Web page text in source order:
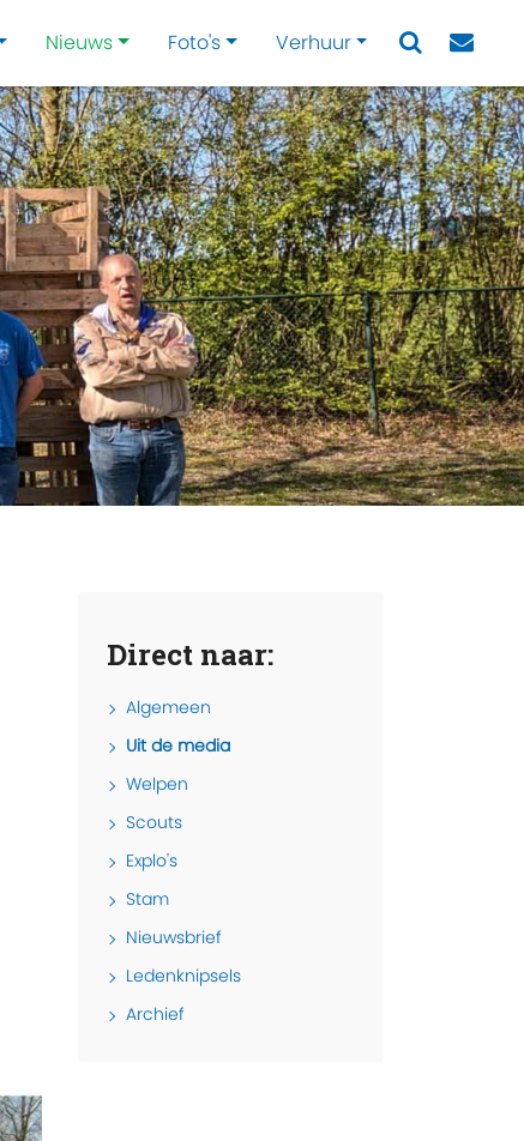
Nieuws Foto's Verhuur
Direct naar:
Algemeen
Uit de media
Welpen
Scouts
Explo's
Stam
Nieuwsbrief
Ledenknipsels
Archief